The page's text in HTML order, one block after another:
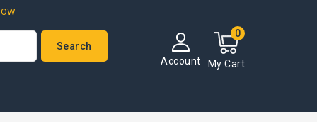
My Cart
0
Account
Search